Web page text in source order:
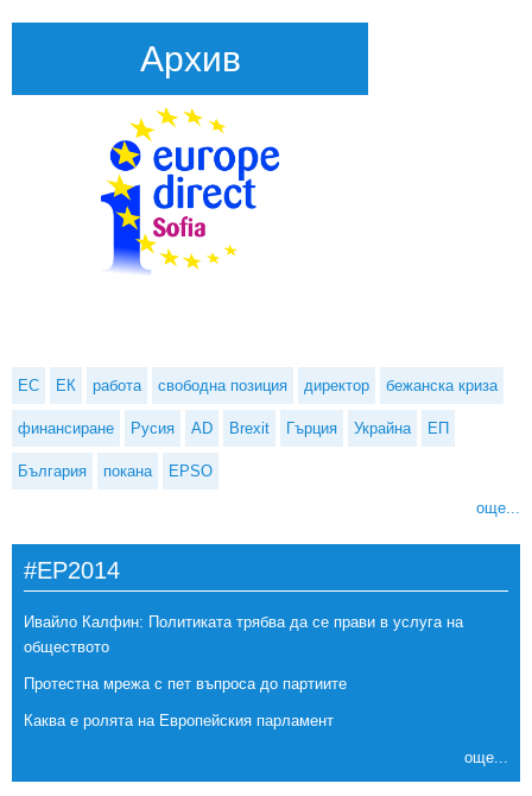
Архив
ЕС ЕК работа свободна позиция директор бежанска криза
финансиране Русия AD Brexit Гърция Украйна ЕП
България покана EPSO
още...
#EP2014
Ивайло Калфин: Политиката трябва да се прави в услуга на
обществото
Протестна мрежа с пет въпроса до партиите
Каква е ролята на Европейския парламент
още...